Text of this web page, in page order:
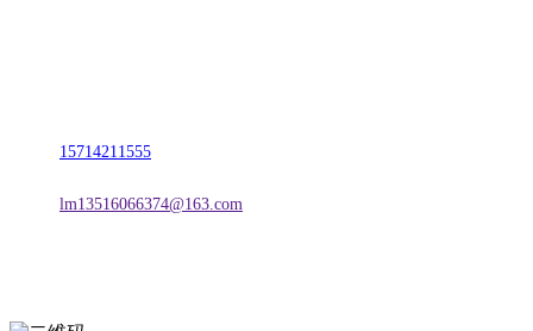
15714211555
lm13516066374@163.com